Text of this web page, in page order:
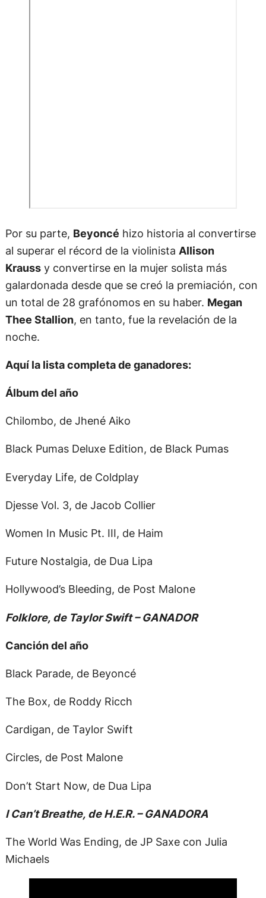
Por su parte, Beyoncé hizo historia al convertirse
al superar el récord de la violinista Allison
Kraussy convertirse en la mujer solista más
galardonada desde que se creó la premiación, con
un total de 28 grafónomos en su haber. Megan
Thee Stallion, en tanto, fue la revelación de la
noche.
Aquí la lista completa de ganadores:
Álbum del año
Chilombo, de Jhené Aiko
Black Pumas Deluxe Edition, de Black Pumas
Everyday Life, de Coldplay
Djesse Vol. 3, de Jacob Collier
Women In Music Pt. III, de Haim
Future Nostalgia, de Dua Lipa
Hollywood’s Bleeding, de Post Malone
Folklore, de Taylor Swift – GANADOR
Canción del año
Black Parade, de Beyoncé
The Box, de Roddy Ricch
Cardigan, de Taylor Swift
Circles, de Post Malone
Don’t Start Now, de Dua Lipa
I Can’t Breathe, de H.E.R. – GANADORA
The World Was Ending, de JP Saxe con Julia
Michaels